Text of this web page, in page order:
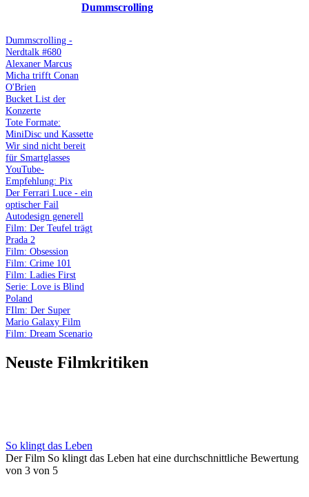
Dummscrolling
Dummscrolling -
Nerdtalk #680
Alexaner Marcus
Micha trifft Conan
O'Brien
Bucket List der
Konzerte
Tote Formate:
MiniDisc und Kassette
Wir sind nicht bereit
für Smartglasses
YouTube-
Empfehlung: Pix
Der Ferrari Luce - ein
optischer Fail
Autodesign generell
Film: Der Teufel trägt
Prada 2
Film: Obsession
Film: Crime 101
Film: Ladies First
Serie: Love is Blind
Poland
FIlm: Der Super
Mario Galaxy Film
Film: Dream Scenario
Neuste Filmkritiken
So klingt das Leben
Der Film So klingt das Leben hat eine durchschnittliche Bewertung
von 3 von 5